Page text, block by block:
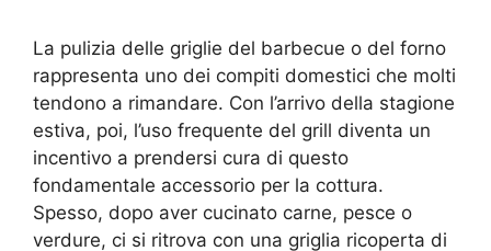
La pulizia delle griglie del barbecue o del forno
rappresenta uno dei compiti domestici che molti
tendono a rimandare. Con l’arrivo della stagione
estiva, poi, l’uso frequente del grill diventa un
incentivo a prendersi cura di questo
fondamentale accessorio per la cottura.
Spesso, dopo aver cucinato carne, pesce o
verdure, ci si ritrova con una griglia ricoperta di